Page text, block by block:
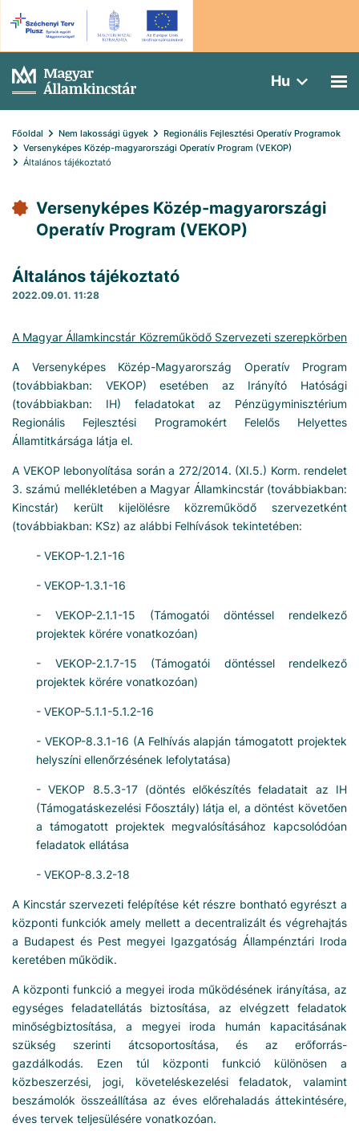
Hu
Főoldal Nem lakossági ügyek
Regionális Fejlesztési Operatív Programok
Versenyképes Közép-magyarországi Operatív Program (VEKOP)
Általános tájékoztató
Versenyképes Közép-magyarországi
Operatív Program (VEKOP)
Általános tájékoztató
2022.09.01. 11:28
A Magyar Államkincstár Közreműködő Szervezeti szerepkörben
A Versenyképes Közép-Magyarország Operatív Program
(továbbiakban: VEKOP) esetében az Irányító Hatósági
(továbbiakban: IH) feladatokat az Pénzügyminisztérium
Regionális Fejlesztési Programokért Felelős Helyettes
Államtitkársága látja el.
A VEKOP lebonyolítása során a 272/2014. (XI.5.) Korm. rendelet
3. számú mellékletében a Magyar Államkincstár (továbbiakban:
Kincstár) került kijelölésre közreműködő szervezetként
(továbbiakban: KSz) az alábbi Felhívások tekintetében:
- VEKOP-1.2.1-16
- VEKOP-1.3.1-16
- VEKOP-2.1.1-15 (Támogatói döntéssel rendelkező
projektek körére vonatkozóan)
- VEKOP-2.1.7-15 (Támogatói döntéssel rendelkező
projektek körére vonatkozóan)
- VEKOP-5.1.1-5.1.2-16
- VEKOP-8.3.1-16 (A Felhívás alapján támogatott projektek
helyszíni ellenőrzésének lefolytatása)
- VEKOP 8.5.3-17 (döntés előkészítés feladatait az IH
(Támogatáskezelési Főosztály) látja el, a döntést követően
a támogatott projektek megvalósításához kapcsolódóan
feladatok ellátása
- VEKOP-8.3.2-18
A Kincstár szervezeti felépítése két részre bontható egyrészt a
központi funkciók amely mellett a decentralizált és végrehajtás
a Budapest és Pest megyei Igazgatóság Állampénztári Iroda
keretében működik.
A központi funkció a megyei iroda működésének irányítása, az
egységes feladatellátás biztosítása, az elvégzett feladatok
minőségbiztosítása, a megyei iroda humán kapacitásának
szükség szerinti átcsoportosítása, és az erőforrás-
gazdálkodás. Ezen túl központi funkció különösen a
közbeszerzési, jogi, követeléskezelési feladatok, valamint
beszámolók összeállítása az éves előrehaladás áttekintésére,
éves tervek teljesülésére vonatkozóan.